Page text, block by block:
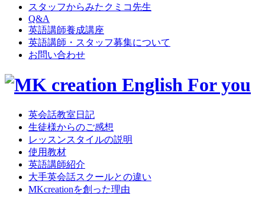
スタッフからみたクミコ先生
Q&A
英語講師養成講座
英語講師・スタッフ募集について
お問い合わせ
英会話教室日記
生徒様からのご感想
レッスンスタイルの説明
使用教材
英語講師紹介
大手英会話スクールとの違い
MKcreationを創った理由